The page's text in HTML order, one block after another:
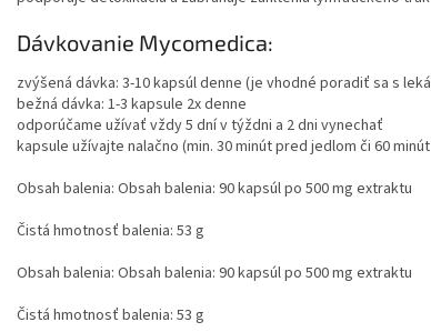
Dávkovanie Mycomedica:
zvýšená dávka: 3-10 kapsúl denne (je vhodné poradiť sa s
bežná dávka: 1-3 kapsule 2x denne
odporúčame užívať vždy 5 dní v týždni a 2 dni vynechať
kapsule užívajte nalačno (min. 30 minút pred jedlom či 60
Obsah balenia: Obsah balenia: 90 kapsúl po 500 mg extraktu
Čistá hmotnosť balenia: 53 g
Obsah balenia: Obsah balenia: 90 kapsúl po 500 mg extraktu
Čistá hmotnosť balenia: 53 g